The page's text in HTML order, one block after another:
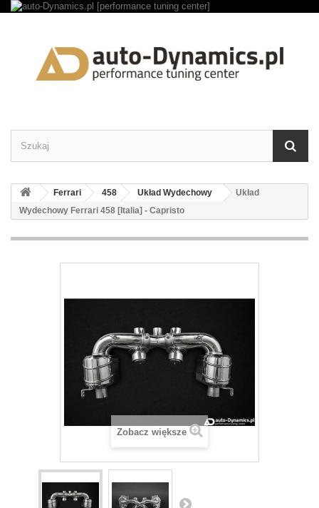
Ferrari 458 Układ Wydechowy
Układ
Wydechowy Ferrari 458 [Italia] - Capristo
Zobacz większe